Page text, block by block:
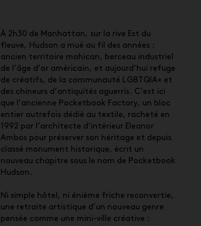
À 2h30 de Manhattan, sur la rive Est du
fleuve, Hudson a mué au fil des années :
ancien territoire mohican, berceau industriel
de l’âge d’or américain, et aujourd’hui refuge
de créatifs, de la communauté LGBTQIA+ et
des chineurs d’antiquités aguerris. C’est ici
que l’ancienne Pocketbook Factory, un bloc
entier autrefois dédié au textile, racheté en
1992 par l’architecte d’intérieur Eleanor
Ambos pour préserver son héritage et depuis
classé monument historique, écrit un
nouveau chapitre sous le nom de Pocketbook
Hudson.
Ni simple hôtel, ni énième friche reconvertie,
une retraite artistique d’un nouveau genre
pensée comme une mini-ville créative :